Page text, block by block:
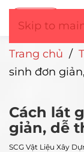
Skip to
Trang chủ /
sinh đơn
Cách lát
giản, dễ
SCG Vật Liệu Xây